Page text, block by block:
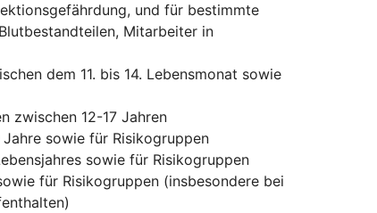
und für bestimmte
Mitarbeiter in
dem 11. bis 14. Lebensmonat sowie
zwischen 12-17 Jahren
sowie für Risikogruppen
sowie für Risikogruppen
für Risikogruppen (insbesondere bei